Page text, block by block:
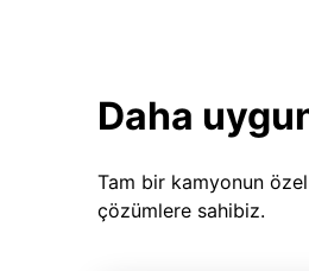
Daha
Tam bir kamyonun
çözümlere sahibiz.